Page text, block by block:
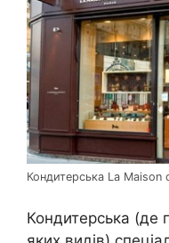
Кондитерська La Maison
Кондитерська (де